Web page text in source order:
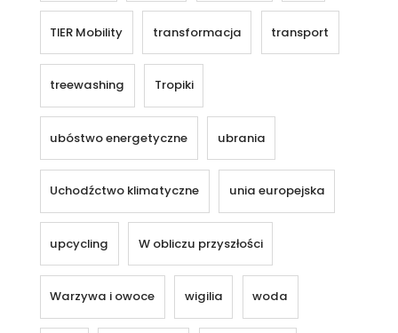
TIER Mobility transformacja transport
treewashing Tropiki
ubóstwo energetyczne ubrania
Uchodźctwo klimatyczne unia europejska
upcycling W obliczu przyszłości
Warzywa i owoce wigilia woda